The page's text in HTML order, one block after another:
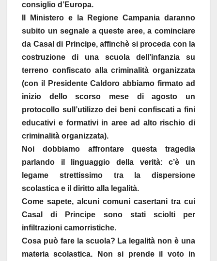
consiglio d’Europa.
Il Ministero e la Regione Campania daranno
subito un segnale a queste aree, a cominciare
da Casal di Principe, affinchè si proceda con la
costruzione di una scuola dell’infanzia su
terreno confiscato alla criminalità organizzata
(con il Presidente Caldoro abbiamo firmato ad
inizio dello scorso mese di agosto un
protocollo sull’utilizzo dei beni confiscati a fini
educativi e formativi in aree ad alto rischio di
criminalità organizzata).
Noi dobbiamo affrontare questa tragedia
parlando il linguaggio della verità: c’è un
legame strettissimo tra la dispersione
scolastica e il diritto alla legalità.
Come sapete, alcuni comuni casertani tra cui
Casal di Principe sono stati sciolti per
infiltrazioni camorristiche.
Cosa può fare la scuola? La legalità non è una
materia scolastica. Non si prende il voto in